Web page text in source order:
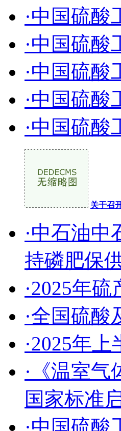
·中国硫
·中国硫
·中国硫
·中国硫
·中国硫
关于召
·中石油
持磷肥保
·2025年
·全国硫
·2025年
·《温室
国家标准
·中国硫